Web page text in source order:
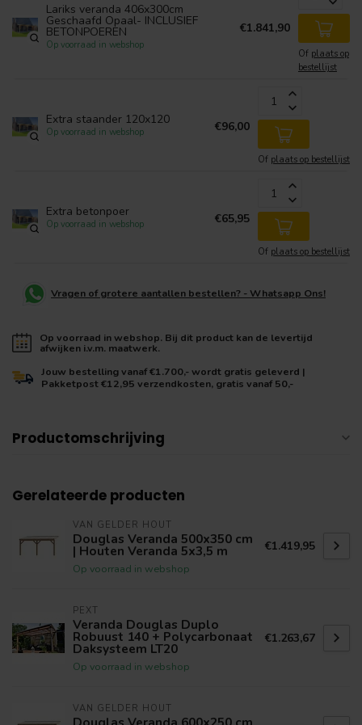
Lariks veranda 406x300cm
Geschaafd Opaal- INCLUSIEF
BETONPOEREN
Op voorraad in webshop
€1.841,90
Of plaats op
bestellijst
Extra staander 120x120
Op voorraad in webshop €96,00
Of plaats op bestellijst
Extra betonpoer
Op voorraad in webshop €65,95
Of plaats op bestellijst
Vragen of grotere aantallen bestellen? - Whatsapp Ons!
Op voorraad in webshop. Bij dit product kan de levertijd
afwijken i.v.m. maatwerk.
Jouw bestelling vanaf €1.700,- wordt gratis geleverd |
Pakketpost €12,95 verzendkosten, gratis vanaf 50,-
Productomschrijving
Gerelateerde producten
VAN GELDER HOUT
Douglas Veranda 500x350 cm
| Houten Veranda 5x3,5 m
Op voorraad in webshop
€1.419,95
PEXT
Veranda Douglas Duplo
Robuust 140 + Polycarbonaat
Daksysteem LT20
Op voorraad in webshop
€1.263,67
VAN GELDER HOUT